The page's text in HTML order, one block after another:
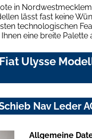
in
lässt fast keine
technologischen
eine breite Palette
Ulysse
Nav Leder
Allgemeine